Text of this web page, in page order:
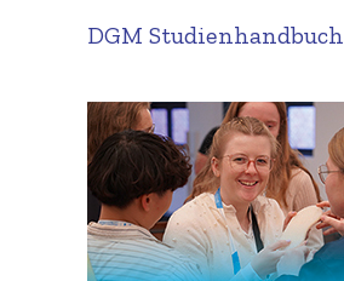
DGM Studienhandbuch